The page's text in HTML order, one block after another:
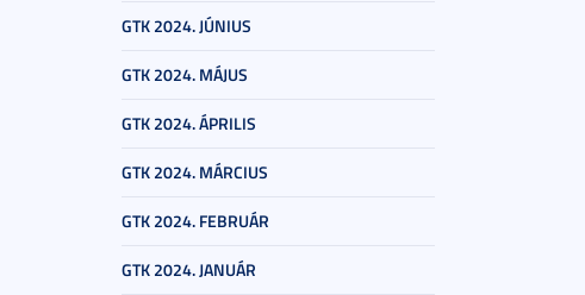
GTK 2024. JÚNIUS
GTK 2024. MÁJUS
GTK 2024. ÁPRILIS
GTK 2024. MÁRCIUS
GTK 2024. FEBRUÁR
GTK 2024. JANUÁR